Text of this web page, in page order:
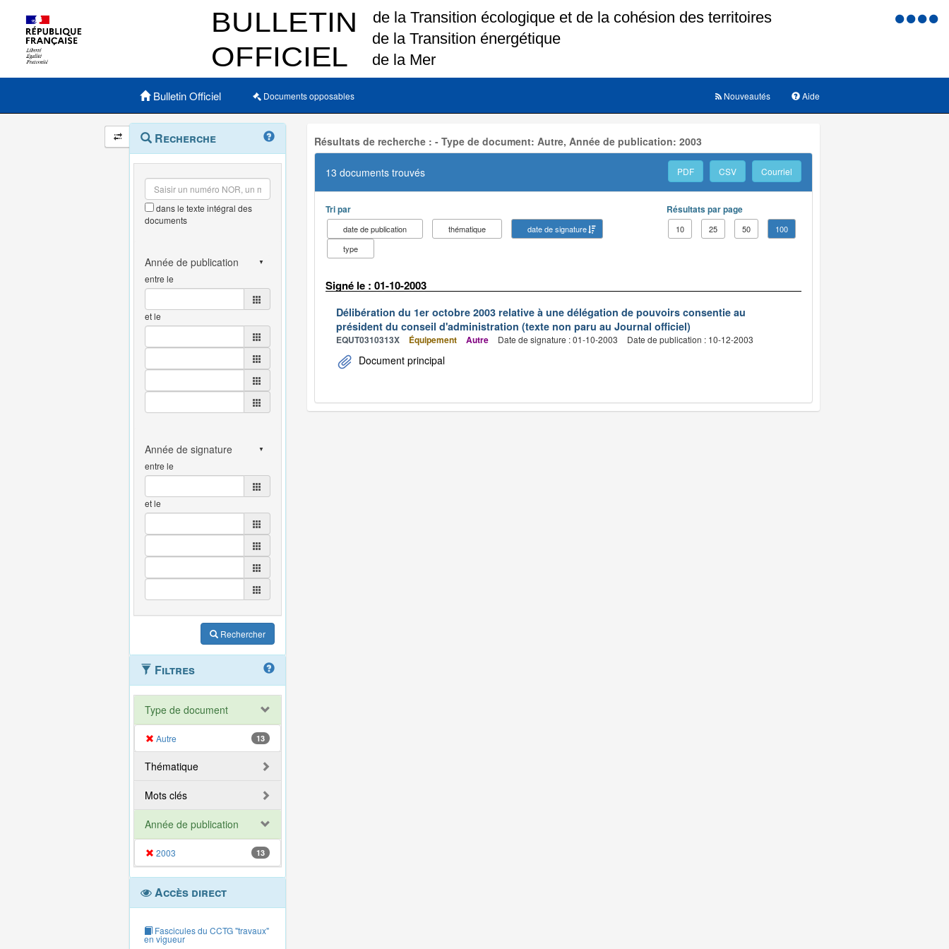
Menu
Menu principal
Bulletin Officiel Documents opposables Aide
Nouveautés
Navigation
et
outils
annexes
Menu
contextuel
Recherche
dans le texte intégral des
documents
entre le
et le
entre le
et le
Rechercher
Filtres
Type de document
Autre 13
Thématique
Mots clés
Année de publication
2003 13
Accès direct
Fascicules du CCTG "travaux"
en vigueur
Résultats de recherche : - Type de document: Autre, Année de publication: 2003
13 documents trouvés PDF CSV Courriel
Tri par
date de publication thématique
date de signature
type
Résultats par page
10 25 50 100
Signé le : 01-10-2003
Délibération du 1er octobre 2003 relative à une délégation de pouvoirs consentie au
président du conseil d'administration (texte non paru au Journal officiel)
EQUT0310313X Équipement Autre Date de signature : 01-10-2003 Date de publication : 10-12-2003
Document principal